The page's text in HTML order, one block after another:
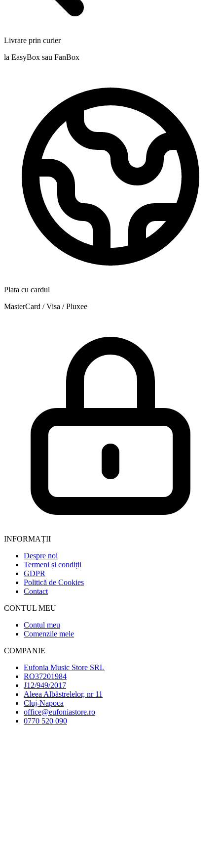
Livrare prin curier
la EasyBox sau FanBox
Plata cu cardul
MasterCard / Visa / Pluxee
INFORMAȚII
Despre noi
Termeni și condiții
GDPR
Politică de Cookies
Contact
CONTUL MEU
Contul meu
Comenzile mele
COMPANIE
Eufonia Music Store SRL
RO37201984
J12/949/2017
Aleea Albăstrelelor, nr 11
Cluj-Napoca
office@eufoniastore.ro
0770 520 090